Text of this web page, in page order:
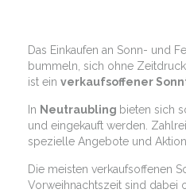
Das Einkaufen an Sonn- und
bummeln, sich ohne
ist ein verkaufsoffener
In Neutraubling bieten sich
und eingekauft werden.
spezielle Angebote und
Die meisten verkaufsoffenen
Vorweihnachtszeit sind dabei